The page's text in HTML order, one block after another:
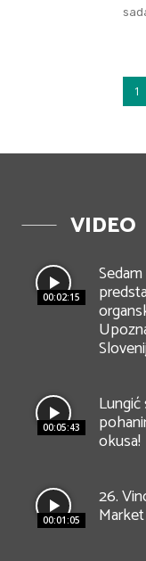
1
VIDEO
00:02:15
00:05:43
okusa!
00:01:05
26.
Market